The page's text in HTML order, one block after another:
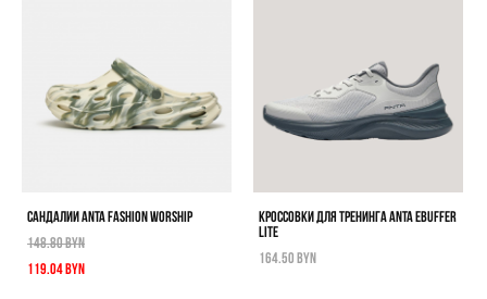
САНДАЛИИ ANTA FASHION WORSHIP
148.80 BYN
119.04 BYN
КРОССОВКИ ДЛЯ ТРЕНИНГА ANTA EBUFFER
LITE
164.50 BYN